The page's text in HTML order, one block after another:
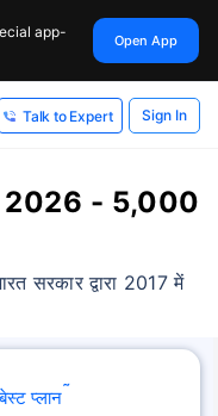
app-
Open App
Talk to Expert Sign In
2026 - 5,000
सरकार द्वारा 2017 में
प्लान˜